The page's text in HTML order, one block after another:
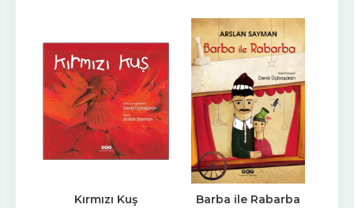
Kırmızı Kuş Barba ile Rabarba